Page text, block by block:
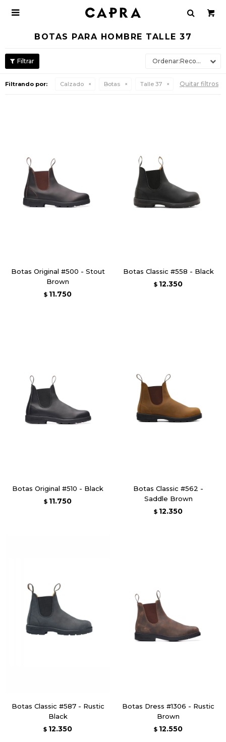

BOTAS PARA HOMBRE TALLE 37
Recomendados
Filtrando por: Calzado Botas Talle 37 Quitar filtros
Botas Original #500 - Stout
Brown
$ 11.750
Botas Classic #558 - Black
$ 12.350
Botas Original #510 - Black
$ 11.750
Botas Classic #562 -
Saddle Brown
$ 12.350
Botas Classic #587 - Rustic
Black
$ 12.350
Botas Dress #1306 - Rustic
Brown
$ 12.550